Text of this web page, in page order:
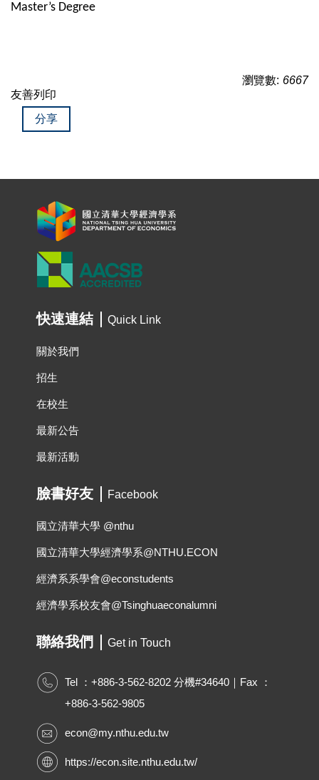
Master’s Degree
瀏覽數: 6667
友善列印
分享
快速連結 Quick Link
關於我們
招生
在校生
最新公告
最新活動
臉書好友 Facebook
國立清華大學 @nthu
國立清華大學經濟學系@NTHU.ECON
經濟系系學會@econstudents
經濟學系校友會@Tsinghuaeconalumni
聯絡我們 Get in Touch
Tel ：+886-3-562-8202 分機#34640｜Fax ：
+886-3-562-9805
econ@my.nthu.edu.tw
https://econ.site.nthu.edu.tw/